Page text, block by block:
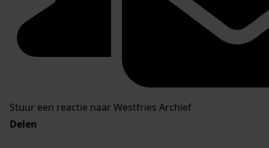
Stuur een reactie naar Westfries Archief
Delen